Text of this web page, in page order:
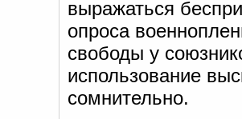
выражаться
опроса
свободы у
использование
сомнительно.